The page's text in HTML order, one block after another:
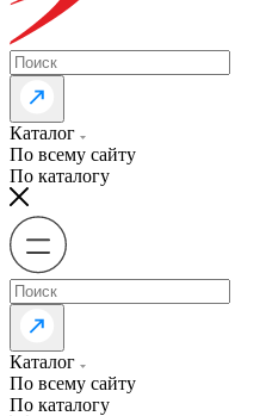
Каталог
По всему сайту
По каталогу
Каталог
По всему сайту
По каталогу